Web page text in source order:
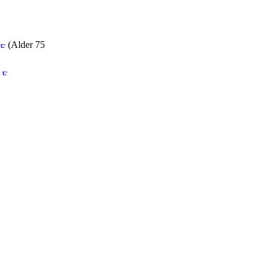
(Alder 75